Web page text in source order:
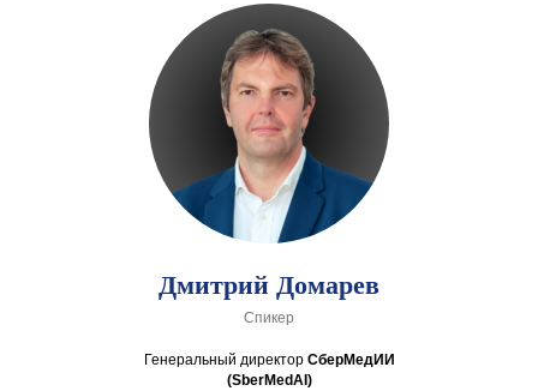
Дмитрий Домарев
Спикер
Генеральный директор СберМедИИ
(SberMedAI)